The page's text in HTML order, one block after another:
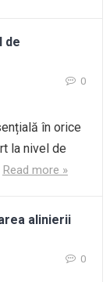
de
0
în orice
la nivel de
Read more »
alinierii
0